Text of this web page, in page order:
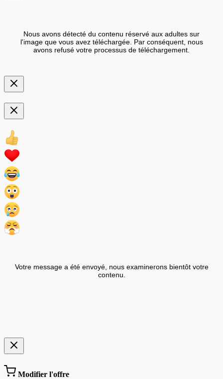
Nous avons détecté du contenu réservé aux adultes sur
l'image que vous avez téléchargée. Par conséquent, nous
avons refusé votre processus de téléchargement.
Votre message a été envoyé, nous examinerons bientôt votre
contenu.
Modifier l'offre